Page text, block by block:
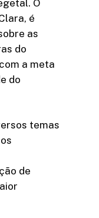
O
é
as
do
a meta
do
temas
de